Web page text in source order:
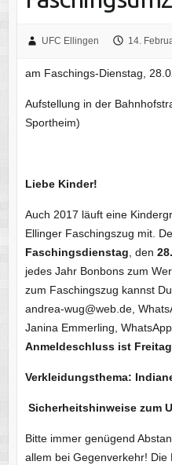
UFC Ellingen 14.
am Faschings-Dienstag,
Aufstellung in der
Sportheim)
Liebe Kinder!
Auch 2017 läuft eine
Ellinger Faschingszug mit.
Faschingsdienstag , den
jedes Jahr Bonbons zum
zum Faschingszug kannst
andrea-wug@web.de,
Janina Emmerling,
Anmeldeschluss ist
Verkleidungsthema:
Sicherheitshinweise zum
Bitte immer genügend
allem bei Gegenverkehr!